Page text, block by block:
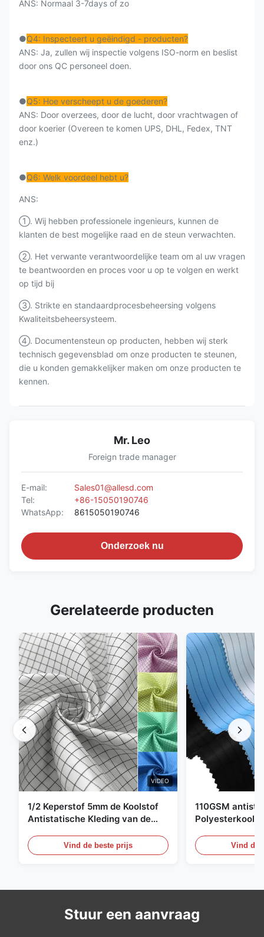
ANS: Normaal 3-7days of zo
●Q4: Inspecteert u geëindigd - producten?
ANS: Ja, zullen wij inspectie volgens ISO-norm en beslist
door ons QC personeel doen.
●Q5: Hoe verscheept u de goederen?
ANS: Door overzees, door de lucht, door vrachtwagen of
door koerier (Overeen te komen UPS, DHL, Fedex, TNT
enz.)
●Q6: Welk voordeel hebt u?
ANS:
①. Wij hebben professionele ingenieurs, kunnen de
klanten de best mogelijke raad en de steun verwachten.
②. Het verwante verantwoordelijke team om al uw vragen
te beantwoorden en proces voor u op te volgen en werkt
op tijd bij
③. Strikte en standaardprocesbeheersing volgens
Kwaliteitsbeheersysteem.
④. Documentensteun op producten, hebben wij sterk
technisch gegevensblad om onze producten te steunen,
die u konden gemakkelijker maken om onze producten te
kennen.
Mr. Leo
Foreign trade manager
E-mail:
Sales01@allesd.com
Tel:
+86-15050190746
WhatsApp:
8615050190746
Onderzoek nu
Gerelateerde producten
VIDEO
1/2 Keperstof 5mm de Koolstof
Antistatische Kleding van de
Vind de beste prijs
110GSM
Vind de
Stuur een aanvraag